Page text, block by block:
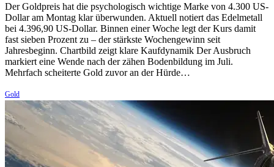
Der Goldpreis hat die psychologisch wichtige Marke von 4.300 US-
Dollar am Montag klar überwunden. Aktuell notiert das Edelmetall
bei 4.396,90 US-Dollar. Binnen einer Woche legt der Kurs damit
fast sieben Prozent zu – der stärkste Wochengewinn seit
Jahresbeginn. Chartbild zeigt klare Kaufdynamik Der Ausbruch
markiert eine Wende nach der zähen Bodenbildung im Juli.
Mehrfach scheiterte Gold zuvor an der Hürde…
Gold